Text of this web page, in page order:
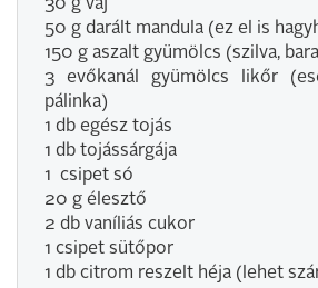
30 g vaj
50 g darált mandula (ez el is
150 g aszalt gyümölcs (szilva,
3 evőkanál gyümölcs likőr
pálinka)
1 db egész tojás
1 db tojássárgája
1 csipet só
20 g élesztő
2 db vaníliás cukor
1 csipet sütőpor
1 db citrom reszelt héja (lehet